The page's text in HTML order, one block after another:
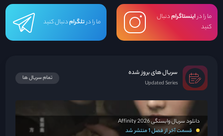
ما را دراینستاگرامدنبال
کنید
ما را درتلگرامدنبال کنید
سریال های بروز شده
Updated Series
تمام سریال ها
دانلود سریال وابستگی Affinity 2026
قسمت آخر از فصل 1 منتشر شد